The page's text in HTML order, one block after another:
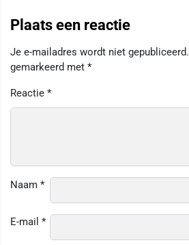
Plaats een reactie
Je e-mailadres wordt niet gepubliceerd.
gemarkeerd met *
Reactie *
Naam *
E-mail *